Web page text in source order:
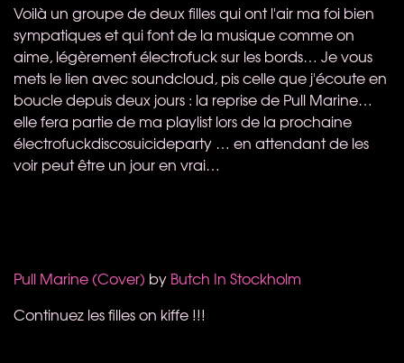
Voilà un groupe de deux filles qui ont l'air ma foi bien
sympatiques et qui font de la musique comme on
aime, légèrement électrofuck sur les bords… Je vous
mets le lien avec soundcloud, pis celle que j'écoute en
boucle depuis deux jours : la reprise de Pull Marine…
elle fera partie de ma playlist lors de la prochaine
électrofuckdiscosuicideparty … en attendant de les
voir peut être un jour en vrai…
Pull Marine (Cover) by Butch In Stockholm
Continuez les filles on kiffe !!!